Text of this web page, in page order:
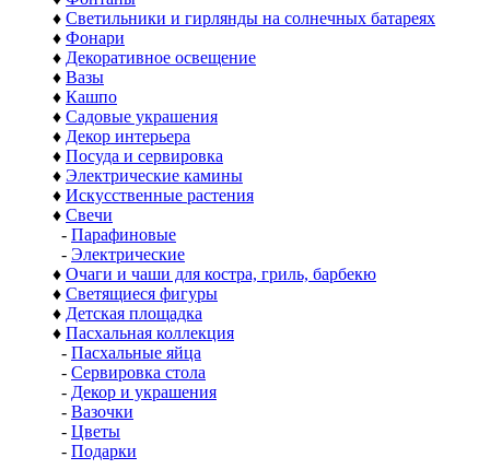
♦ Светильники и гирлянды на солнечных батареях
♦ Фонари
♦ Декоративное освещение
♦ Вазы
♦ Кашпо
♦ Садовые украшения
♦ Декор интерьера
♦ Посуда и сервировка
♦ Электрические камины
♦ Искусственные растения
♦ Свечи
- Парафиновые
- Электрические
♦ Очаги и чаши для костра, гриль, барбекю
♦ Светящиеся фигуры
♦ Детская площадка
♦ Пасхальная коллекция
- Пасхальные яйца
- Сервировка стола
- Декор и украшения
- Вазочки
- Цветы
- Подарки